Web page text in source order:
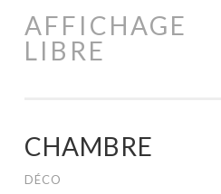
Aller
AFFICHAGE
LIBRE
CHAMBRE
DÉCO